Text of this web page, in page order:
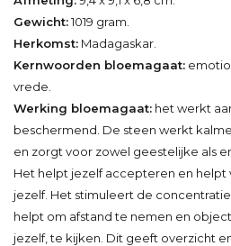
Gewicht:1019 gram.
Herkomst: Madagaskar.
Kernwoorden bloemagaat:
vrede.
Werking bloemagaat: het werkt
beschermend. De steen werkt
en zorgt voor zowel geestelijke als
Het helpt jezelf accepteren en helpt
jezelf. Het stimuleert de
helpt om afstand te nemen en
jezelf, te kijken. Dit geeft overzicht